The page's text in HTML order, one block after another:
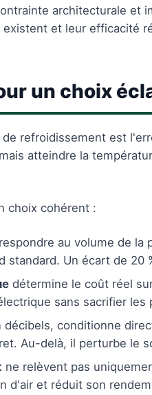
architecturale et
existent et leur efficacité
un choix
refroidissement est
atteindre la
choix cohérent :
au volume de la
standard. Un écart de 20
détermine le coût réel
sans sacrifier
décibels, conditionne
Au-delà, il perturbe le
ne relèvent pas
d'air et réduit son